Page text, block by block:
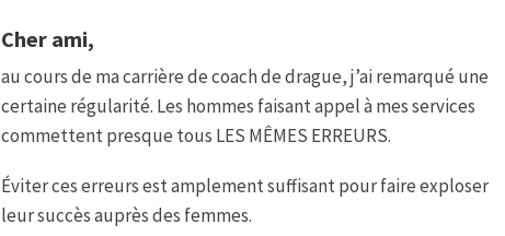
Cher ami,
au cours de ma carrière de coach de drague, j’ai remarqué une
certaine régularité. Les hommes faisant appel à mes services
commettent presque tous LES MÊMES ERREURS.
Éviter ces erreurs est amplement suffisant pour faire exploser
leur succès auprès des femmes.